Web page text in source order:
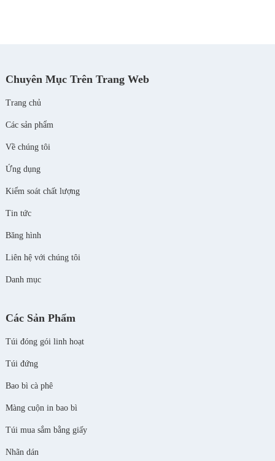
Chuyên Mục Trên Trang Web
Trang chủ
Các sản phẩm
Về chúng tôi
Ứng dụng
Kiểm soát chất lượng
Tin tức
Băng hình
Liên hệ với chúng tôi
Danh mục
Các Sản Phẩm
Túi đóng gói linh hoạt
Túi đứng
Bao bì cà phê
Màng cuộn in bao bì
Túi mua sắm bằng giấy
Nhãn dán